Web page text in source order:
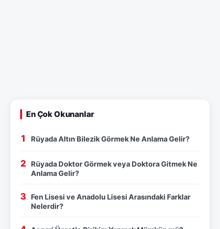
En Çok Okunanlar
Rüyada Altın Bilezik Görmek Ne Anlama Gelir?
Rüyada Doktor Görmek veya Doktora Gitmek Ne
Anlama Gelir?
Fen Lisesi ve Anadolu Lisesi Arasındaki Farklar
Nelerdir?